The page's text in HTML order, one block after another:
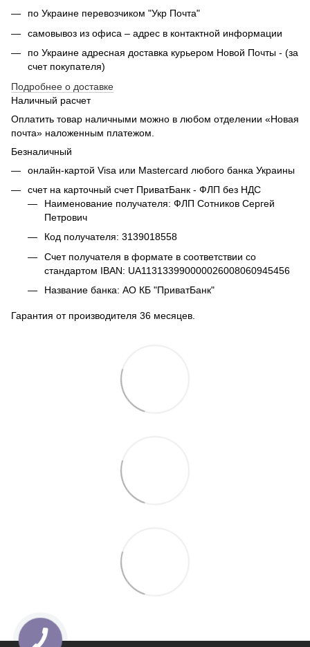
по Украине перевозчиком "Укр Почта"
самовывоз из офиса – адрес в контактной информации
по Украине адресная доставка курьером Новой Почты - (за
счет покупателя)
Подробнее о доставке
Наличный расчет
Оплатить товар наличными можно в любом отделении «Новая
почта» наложенным платежом.
Безналичный
онлайн-картой Visa или Mastercard любого банка Украины
счет на карточный счет ПриватБанк - ФЛП без НДС
Наименование получателя: ФЛП Сотников Сергей
Петрович
Код получателя: 3139018558
Счет получателя в формате в соответствии со
стандартом IBAN: UA113133990000026008060945456
Название банка: АО КБ "ПриватБанк"
Гарантия от производителя 36 месяцев.